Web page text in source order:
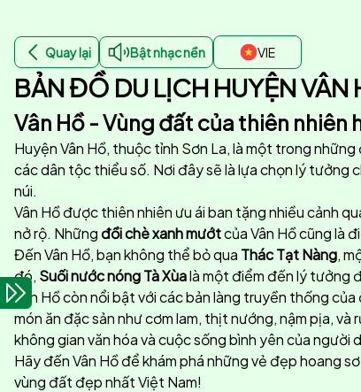
Quay lại Bật nhạc nền VIE
BẢN ĐỒ DU LỊCH HUYỆN VÂN
Vân Hồ - Vùng đất của thiên nhiên
Huyện Vân Hồ, thuộc tỉnh Sơn La, là một trong
các dân tộc thiểu số. Nơi đây sẽ là lựa chọn lý tưởng
núi.
Vân Hồ được thiên nhiên ưu ái ban tặng nhiều cảnh
nở rộ. Nhữngđồi chè xanh mướtcủa Vân Hồ cũng là
Đến Vân Hồ, bạn không thể bỏ qua Thác Tạt Nàng,
đó, Suối nước nóng Tà Xùalà một điểm đến lý tưởng
Vân Hồ còn nổi bật với các bản làng truyền thống
món ăn đặc sản như cơm lam, thịt nướng, nậm pịa, và
không gian văn hóa và cuộc sống bình yên của người
Hãy đến Vân Hồ để khám phá những vẻ đẹp hoang
vùng đất đẹp nhất Việt Nam!